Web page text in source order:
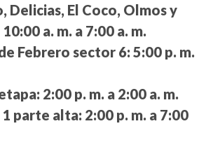
Delicias, El Coco, Olmos y
10:00 a. m. a 7:00 a. m.
Febrero sector 6: 5:00 p. m.
2:00 p. m. a 2:00 a. m.
1 parte alta: 2:00 p. m. a 7:00